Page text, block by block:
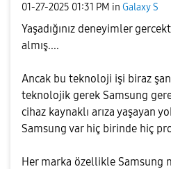
‎01-27-2025 01:31 PM in Galaxy S
Yaşadığınız deneyimler
almış....
Ancak bu teknoloji işi biraz
teknolojik gerek Samsung
cihaz kaynaklı arıza yaşayan
Samsung var hiç birinde hiç
Her marka özellikle Samsung